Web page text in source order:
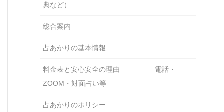
典など）
総合案内
占あかりの基本情報
料金表と安心安全の理由 電話・
ZOOM・対面占い等
占あかりのポリシー